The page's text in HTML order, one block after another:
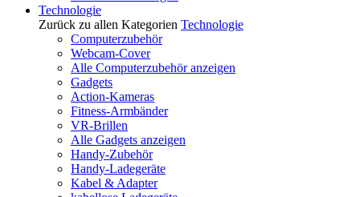
Technologie
Zurück zu allen Kategorien Technologie
Computerzubehör
Webcam-Cover
Alle Computerzubehör anzeigen
Gadgets
Action-Kameras
Fitness-Armbänder
VR-Brillen
Alle Gadgets anzeigen
Handy-Zubehör
Handy-Ladegeräte
Kabel & Adapter